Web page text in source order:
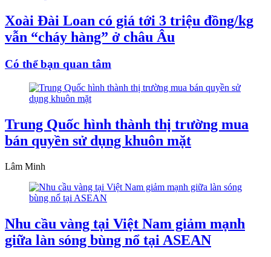
Xoài Đài Loan có giá tới 3 triệu đồng/kg
vẫn “cháy hàng” ở châu Âu
Có thể bạn quan tâm
Trung Quốc hình thành thị trường mua
bán quyền sử dụng khuôn mặt
Lâm Minh
Nhu cầu vàng tại Việt Nam giảm mạnh
giữa làn sóng bùng nổ tại ASEAN